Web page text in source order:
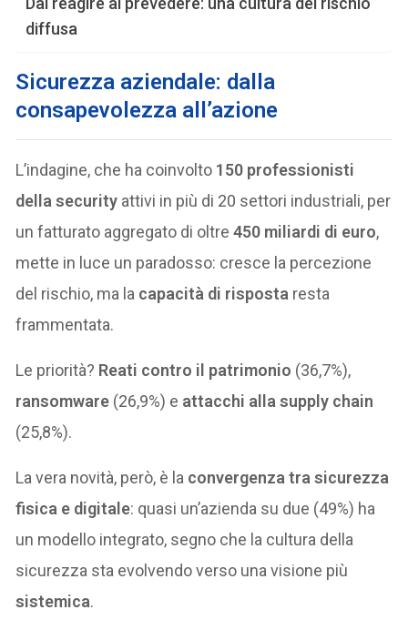
diffusa
Sicurezza aziendale: dalla
consapevolezza all’azione
L’indagine, che ha coinvolto 150 professionisti
della security attivi in più di 20 settori industriali, per
un fatturato aggregato di oltre450 miliardi di euro,
mette in luce un paradosso: cresce la percezione
del rischio, ma la capacità di risposta resta
frammentata.
Le priorità? Reati contro il patrimonio (36,7%),
ransomware (26,9%) e attacchi alla supply chain
(25,8%).
La vera novità, però, è la convergenza tra sicurezza
fisica e digitale: quasi un’azienda su due (49%) ha
un modello integrato, segno che la cultura della
sicurezza sta evolvendo verso una visione più
sistemica.